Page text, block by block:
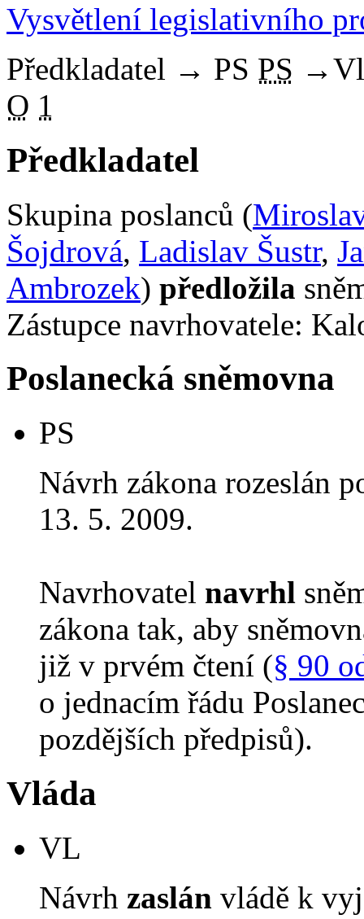
Vysvětlení legislativního
Předkladatel → PS PS →
O 1
Předkladatel
Skupina poslanců (
Šojdrová, Ladislav Šustr,
Ambrozek) předložila
Zástupce navrhovatele:
Poslanecká sněmovna
PS
Návrh zákona rozeslán
13. 5. 2009.
Navrhovatel navrhl
zákona tak, aby
již v prvém čtení (§ 90
o jednacím řádu
pozdějších předpisů).
Vláda
VL
Návrh zaslán vládě k